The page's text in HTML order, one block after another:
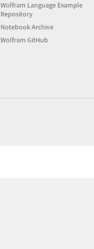
Wolfram Language Example
Repository
Notebook Archive
Wolfram GitHub